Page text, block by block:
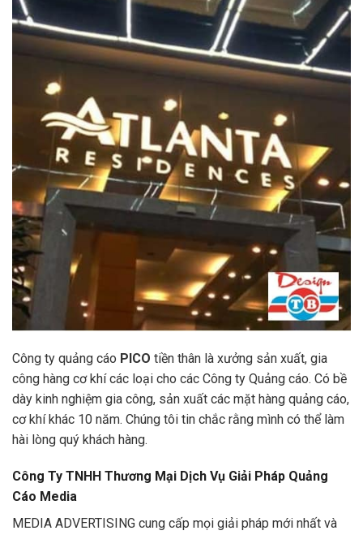
Công ty quảng cáo PICO tiền thân là xưởng sản xuất, gia
công hàng cơ khí các loại cho các Công ty Quảng cáo. Có bề
dày kinh nghiệm gia công, sản xuất các mặt hàng quảng cáo,
cơ khí khác 10 năm. Chúng tôi tin chắc rằng mình có thể làm
hài lòng quý khách hàng.
Công Ty TNHH Thương Mại Dịch Vụ Giải Pháp Quảng
Cáo Media
MEDIA ADVERTISING cung cấp mọi giải pháp mới nhất và